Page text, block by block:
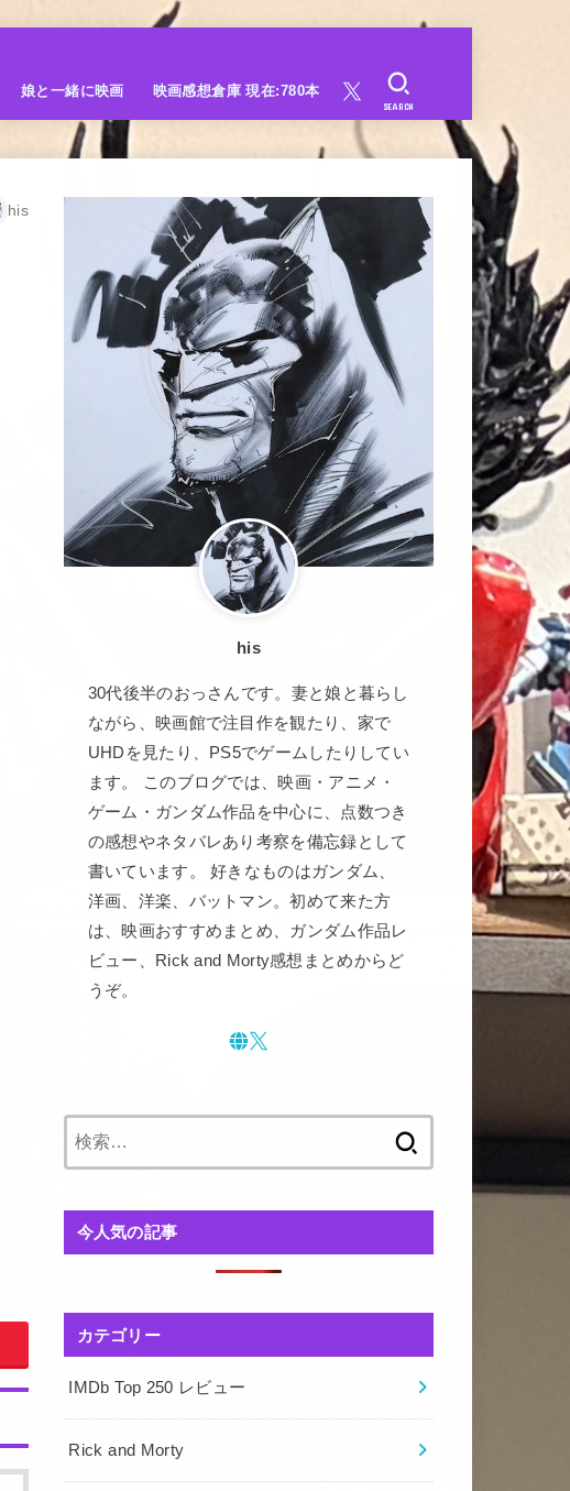
娘と一緒に映画 映画感想倉庫 現在:780本
SEARCH
his
his
30代後半のおっさんです。妻と娘と暮らし
ながら、映画館で注目作を観たり、家で
UHDを見たり、PS5でゲームしたりしてい
ます。 このブログでは、映画・アニメ・
ゲーム・ガンダム作品を中心に、点数つき
の感想やネタバレあり考察を備忘録として
書いています。 好きなものはガンダム、
洋画、洋楽、バットマン。初めて来た方
は、映画おすすめまとめ、ガンダム作品レ
ビュー、Rick and Morty感想まとめからど
うぞ。
今人気の記事
カテゴリー
IMDb Top 250 レビュー
Rick and Morty